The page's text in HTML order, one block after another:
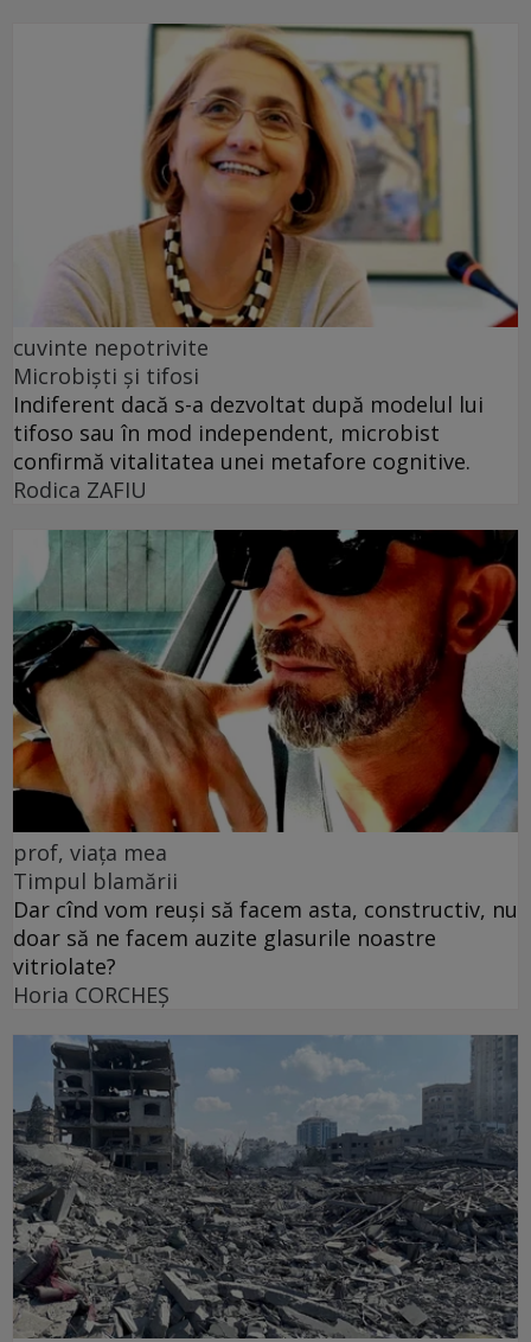
cuvinte nepotrivite
Microbiști și tifosi
Indiferent dacă s-a dezvoltat după modelul lui
tifoso sau în mod independent, microbist
confirmă vitalitatea unei metafore cognitive.
Rodica ZAFIU
prof, viața mea
Timpul blamării
Dar cînd vom reuși să facem asta, constructiv, nu
doar să ne facem auzite glasurile noastre
vitriolate?
Horia CORCHEŞ